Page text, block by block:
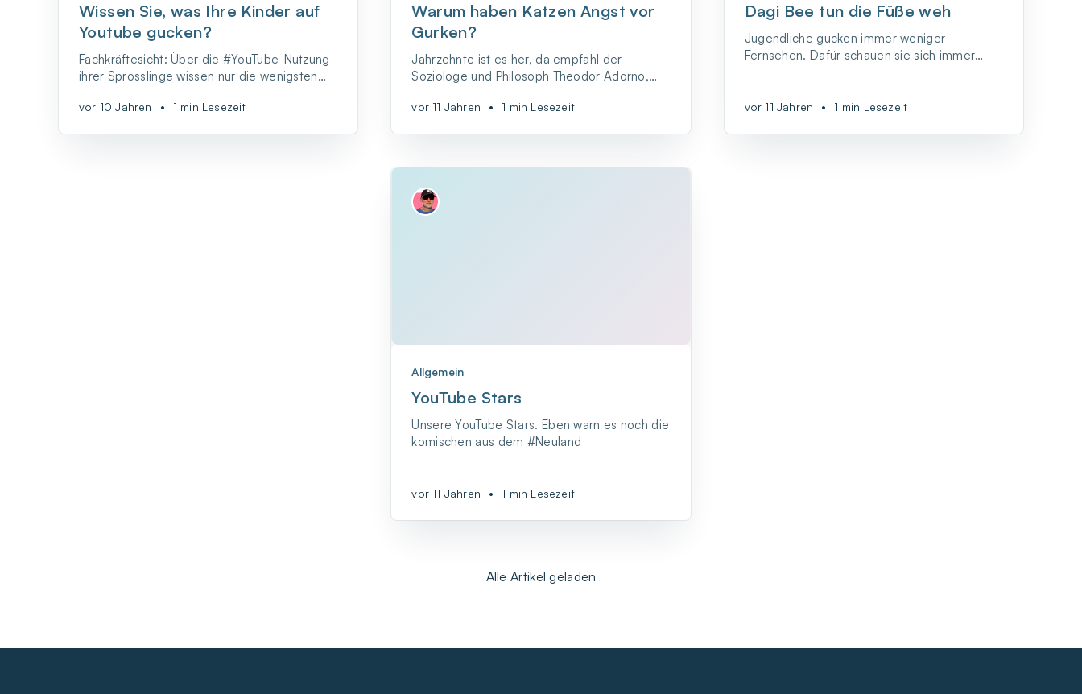
Wissen Sie, was Ihre Kinder auf
Youtube gucken?
Fachkräftesicht: Über die #YouTube-Nutzung
ihrer Sprösslinge wissen nur die wenigsten
vor 10 Jahren • 1 min Lesezeit
Warum haben Katzen Angst vor
Gurken?
Jahrzehnte ist es her, da empfahl der
Soziologe und Philosoph Theodor Adorno,
wissen wolle, wie es um die Gesellschaft
vor 11 Jahren • 1 min Lesezeit
Dagi Bee tun die Füße weh
Jugendliche gucken immer weniger
Fernsehen. Dafür schauen sie sich immer
vor allem für Jugendliche.
vor 11 Jahren • 1 min Lesezeit
Allgemein
YouTube Stars
Unsere YouTube Stars. Eben warn es noch die
komischen aus dem #Neuland
vor 11 Jahren • 1 min Lesezeit
Alle Artikel geladen